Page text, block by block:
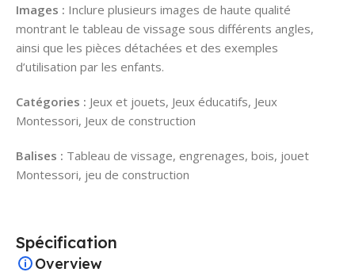
Images : Inclure plusieurs images de haute qualité
montrant le tableau de vissage sous différents angles,
ainsi que les pièces détachées et des exemples
d’utilisation par les enfants.
Catégories : Jeux et jouets, Jeux éducatifs, Jeux
Montessori, Jeux de construction
Balises : Tableau de vissage, engrenages, bois, jouet
Montessori, jeu de construction
Spécification
Overview